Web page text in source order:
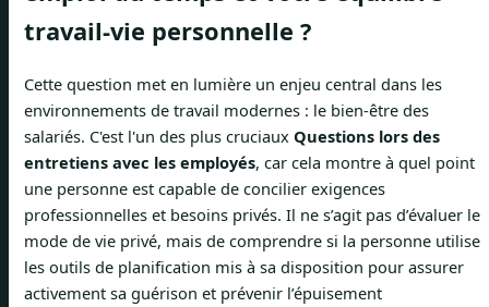
travail-vie personnelle ?
Cette question met en lumière un enjeu central dans les
environnements de travail modernes : le bien-être des
salariés. C'est l'un des plus cruciaux Questions lors des
entretiens avec les employés, car cela montre à quel point
une personne est capable de concilier exigences
professionnelles et besoins privés. Il ne s’agit pas d’évaluer le
mode de vie privé, mais de comprendre si la personne utilise
les outils de planification mis à sa disposition pour assurer
activement sa guérison et prévenir l’épuisement